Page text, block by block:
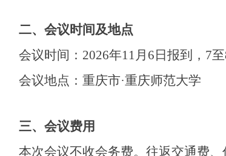
二、会议时间及地点
会议时间：2026年11月6日报到，7至
会议地点：重庆市·重庆师范大学
三、会议费用
本次会议不收会务费。往返交通费、